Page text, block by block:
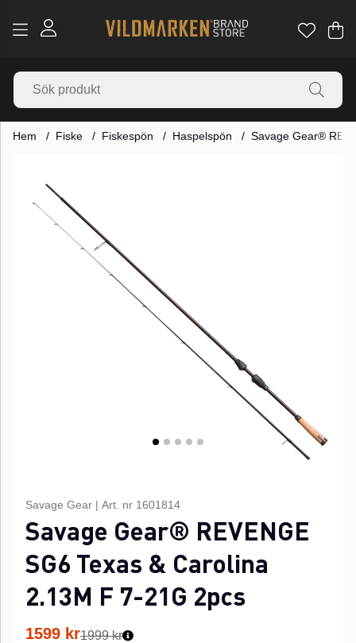
.
Hem Fiske Fiskespön Haspelspön Savage Gear®
Savage Gear | Art. nr 1601814
Savage Gear® REVENGE
SG6 Texas & Carolina
2.13M F 7-21G 2pcs
1599 kr1999 kr